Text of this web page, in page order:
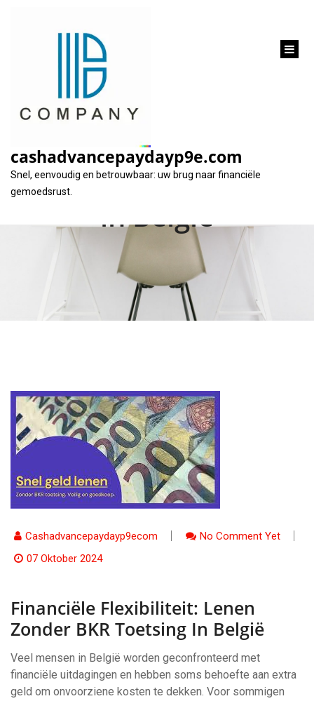
cashadvancepaydayp9e.com
Snel, eenvoudig en betrouwbaar: uw brug naar financiële
gemoedsrust.
Financiële
Flexibiliteit: Lenen
Zonder BKR Toetsing
in België
Cashadvancepaydayp9ecom
No Comment Yet
07 Oktober 2024
Financiële Flexibiliteit: Lenen
Zonder BKR Toetsing In België
Veel mensen in België worden geconfronteerd met
financiële uitdagingen en hebben soms behoefte aan extra
geld om onvoorziene kosten te dekken. Voor sommigen